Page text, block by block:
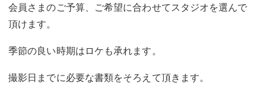
会員さまのご予算、ご希望に合わせてスタジオを選んで
頂けます。
季節の良い時期はロケも承れます。
撮影日までに必要な書類をそろえて頂きます。